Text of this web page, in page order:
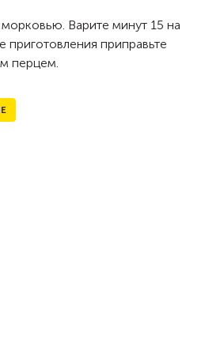
Варите минут 15 на
приправьте
перцем.